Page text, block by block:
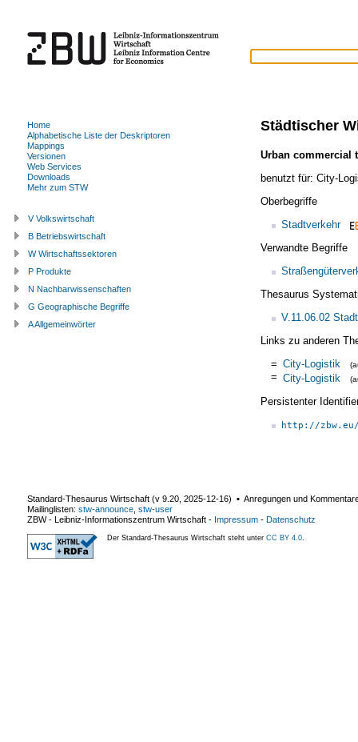
Städtischer
Urban commercial
benutzt für: City-
Oberbegriffe
Stadtverkehr
Verwandte Begriffe
Thesaurus
V.11.06.02
Links zu anderen
= City-Logistik
= City-Logistik
Persistenter
http://
Home
Alphabetische Liste der Deskriptoren
Mappings
Versionen
Web Services
Downloads
Mehr zum STW
V Volkswirtschaft
B Betriebswirtschaft
W Wirtschaftssektoren
P Produkte
N Nachbarwissenschaften
G Geographische Begriffe
A Allgemeinwörter
Standard-Thesaurus Wirtschaft (v 9.20 2025-12-16) ▪ Anregungen und
Mailinglisten: stw-announce stw-user
ZBW - Leibniz-Informationszentrum Wirtschaft - Impressum - Datenschutz
Der Standard-Thesaurus Wirtschaft steht unter CC BY 4.0